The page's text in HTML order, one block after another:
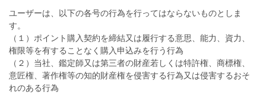
ユーザーは、以下の各号の行為を行ってはならないものとしま
す。
（１）ポイント購入契約を締結又は履行する意思、能力、資力、
権限等を有することなく購入申込みを行う行為
（２）当社、鑑定師又は第三者の財産若しくは特許権、商標権、
意匠権、著作権等の知的財産権を侵害する行為又は侵害するおそ
れのある行為